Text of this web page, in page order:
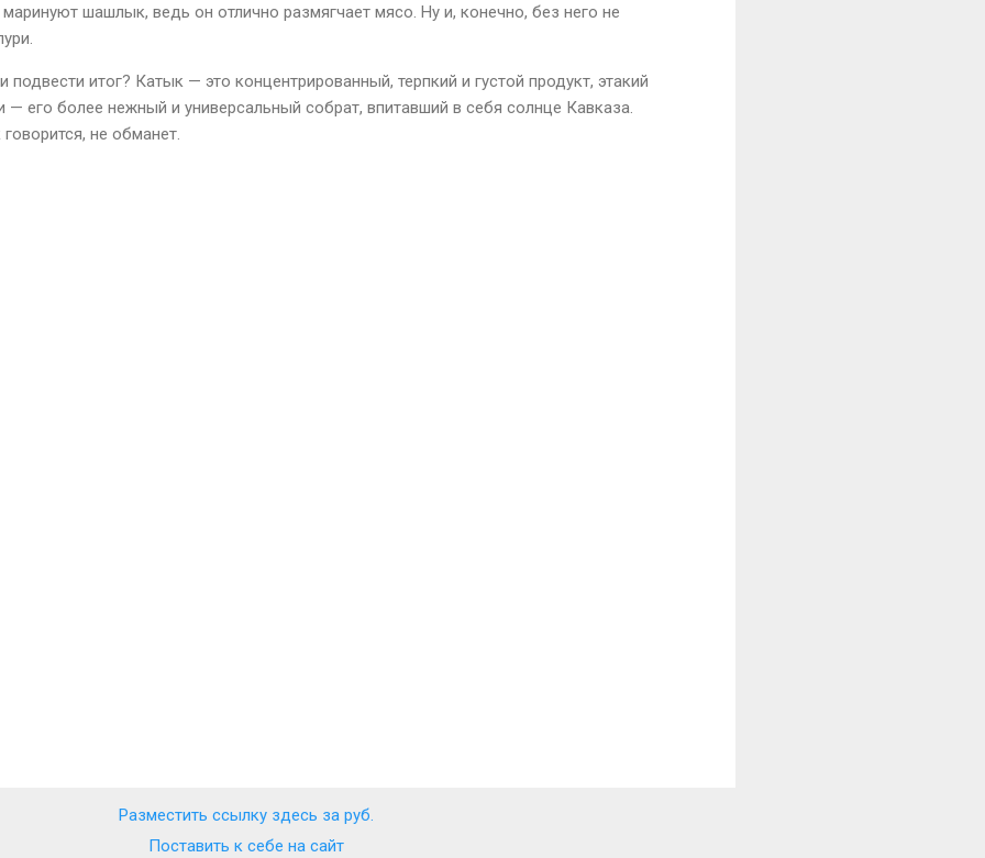
шашлык, ведь он отлично размягчает мясо. Ну и, конечно, без него не
подвести итог? Катык — это концентрированный, терпкий и густой продукт, этакий
— его более нежный и универсальный собрат, впитавший в себя солнце Кавказа.
не обманет.
Разместить ссылку здесь за руб.
Поставить к себе на сайт